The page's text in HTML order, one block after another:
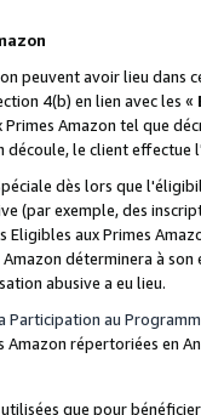
peuvent avoir lieu dans
4(b) en lien avec les «
Amazon tel que
découle, le client
dès lors que
(par exemple, des
aux Primes
déterminera à
abusive a eu lieu.
Participation au
répertoriées en
que pour